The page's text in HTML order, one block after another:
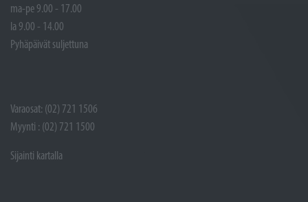
ma-pe 9.00 - 17.00
la 9.00 - 14.00
Pyhäpäivät suljettuna
Varaosat: (02) 721 1506
Myynti : (02) 721 1500
Sijainti kartalla